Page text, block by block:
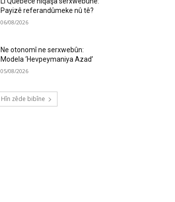
Payizê referandûmeke nû tê?
06/08/2026
Ne otonomî ne serxwebûn:
Modela ‘Hevpeymaniya Azad’
05/08/2026
Hîn zêde bibîne